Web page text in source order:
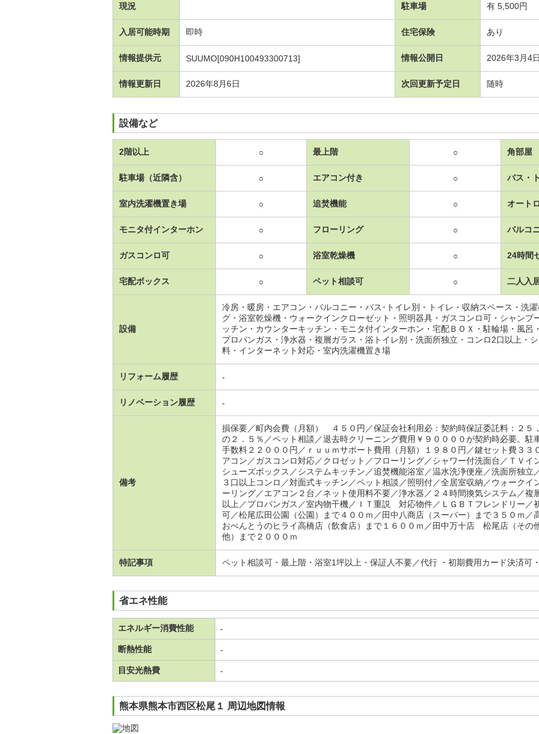
現況 駐車場 有 5,500円
入居可能時期 即時 住宅保険 あり
情報提供元 SUUMO[090H100493300713] 情報公開日 2026年3月4日
情報更新日 2026年8月6日 次回更新予定日 随時
設備など
2階以上 ○ 最上階 ○ 角部屋
駐車場（近隣含） ○ エアコン付き ○ バス・
室内洗濯機置き場 ○ 追焚機能 ○ オート
モニタ付インターホン ○ フローリング ○ バルコ
ガスコンロ可 ○ 浴室乾燥機 ○ 24時間
宅配ボックス ○ ペット相談可 ○ 二人入
設備
冷房・暖房・エアコン・バルコニー・バス･トイレ別・トイレ・収納スペース・洗
グ・浴室乾燥機・ウォークインクローゼット・照明器具・ガスコンロ可・シャンプ
ッチン・カウンターキッチン・モニタ付インターホン・宅配ＢＯＸ・駐輪場・風呂
プロパンガス・浄水器・複層ガラス・浴トイレ別・洗面所独立・コンロ2口以上・
料・インターネット対応・室内洗濯機置き場
リフォーム履歴 -
リノベーション履歴 -
備考
損保要／町内会費（月額） ４５０円／保証会社利用必：契約時保証委託料：２５
の２．５％／ペット相談／退去時クリーニング費用￥９００００が契約時必要。駐
手数料２２０００円／ｒｕｕｍサポート費用（月額）１９８０円／鍵セット費３３
アコン／ガスコンロ対応／クロゼット／フローリング／シャワー付洗面台／ＴＶイ
シューズボックス／システムキッチン／追焚機能浴室／温水洗浄便座／洗面所独立
３口以上コンロ／対面式キッチン／ペット相談／照明付／全居室収納／ウォークイ
ーリング／エアコン２台／ネット使用料不要／浄水器／２４時間換気システム／複
以上／プロパンガス／室内物干機／ＩＴ重説 対応物件／ＬＧＢＴフレンドリー／
可／松尾広田公園（公園）まで４００ｍ／田中八商店（スーパー）まで３５０ｍ／
おべんとうのヒライ高橋店（飲食店）まで１６００ｍ／田中万十店 松尾店（その
他）まで２０００ｍ
特記事項 ペット相談可・最上階・浴室1坪以上・保証人不要／代行 ・初期費用カード決済可
省エネ性能
エネルギー消費性能 -
断熱性能 -
目安光熱費 -
熊本県熊本市西区松尾１ 周辺地図情報